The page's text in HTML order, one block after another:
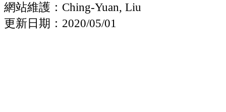
網站維護：Ching-Yuan, Liu
更新日期：2020/05/01